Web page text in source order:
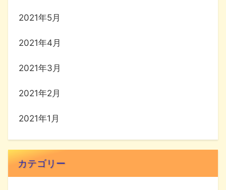
2021年5月
2021年4月
2021年3月
2021年2月
2021年1月
カテゴリー